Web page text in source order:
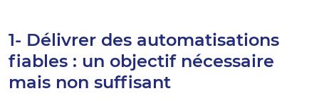
1- Délivrer des automatisations
fiables : un objectif nécessaire
mais non suffisant